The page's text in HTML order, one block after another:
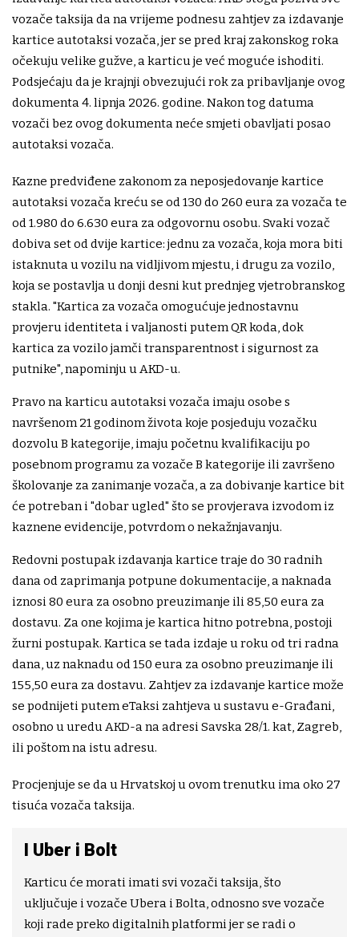
vozače taksija da na vrijeme podnesu zahtjev za izdavanje
kartice autotaksi vozača, jer se pred kraj zakonskog roka
očekuju velike gužve, a karticu je već moguće ishoditi.
Podsjećaju da je krajnji obvezujući rok za pribavljanje ovog
dokumenta 4. lipnja 2026. godine. Nakon tog datuma
vozači bez ovog dokumenta neće smjeti obavljati posao
autotaksi vozača.
Kazne predviđene zakonom za neposjedovanje kartice
autotaksi vozača kreću se od 130 do 260 eura za vozača te
od 1.980 do 6.630 eura za odgovornu osobu. Svaki vozač
dobiva set od dvije kartice: jednu za vozača, koja mora biti
istaknuta u vozilu na vidljivom mjestu, i drugu za vozilo,
koja se postavlja u donji desni kut prednjeg vjetrobranskog
stakla. "Kartica za vozača omogućuje jednostavnu
provjeru identiteta i valjanosti putem QR koda, dok
kartica za vozilo jamči transparentnost i sigurnost za
putnike", napominju u AKD-u.
Pravo na karticu autotaksi vozača imaju osobe s
navršenom 21 godinom života koje posjeduju vozačku
dozvolu B kategorije, imaju početnu kvalifikaciju po
posebnom programu za vozače B kategorije ili završeno
školovanje za zanimanje vozača, a za dobivanje kartice bit
će potreban i "dobar ugled" što se provjerava izvodom iz
kaznene evidencije, potvrdom o nekažnjavanju.
Redovni postupak izdavanja kartice traje do 30 radnih
dana od zaprimanja potpune dokumentacije, a naknada
iznosi 80 eura za osobno preuzimanje ili 85,50 eura za
dostavu. Za one kojima je kartica hitno potrebna, postoji
žurni postupak. Kartica se tada izdaje u roku od tri radna
dana, uz naknadu od 150 eura za osobno preuzimanje ili
155,50 eura za dostavu. Zahtjev za izdavanje kartice može
se podnijeti putem eTaksi zahtjeva u sustavu e-Građani,
osobno u uredu AKD-a na adresi Savska 28/1. kat, Zagreb,
ili poštom na istu adresu.
Procjenjuje se da u Hrvatskoj u ovom trenutku ima oko 27
tisuća vozača taksija.
I Uber i Bolt
Karticu će morati imati svi vozači taksija, što
uključuje i vozače Ubera i Bolta, odnosno sve vozače
koji rade preko digitalnih platformi jer se radi o